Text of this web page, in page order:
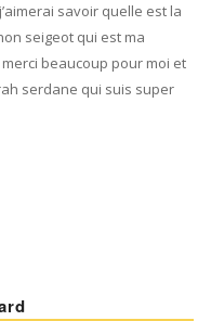
savoir quelle est la
seigeot qui est ma
beaucoup pour moi et
serdane qui suis super